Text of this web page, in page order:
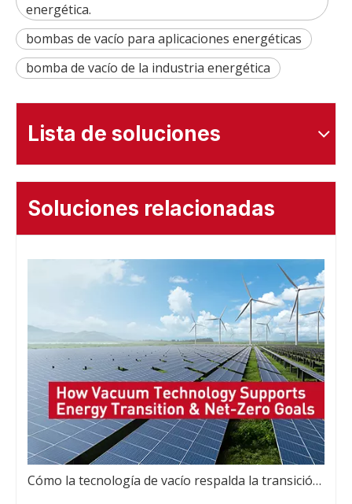
energética.
bombas de vacío para aplicaciones energéticas
bomba de vacío de la industria energética
Lista de soluciones
Soluciones relacionadas
Cómo la tecnología de vacío respalda la transición energética y los objetivos netos cero